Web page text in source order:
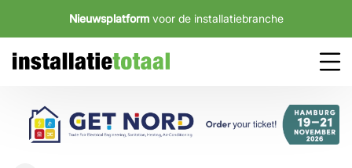
Nieuwsplatform voor de installatiebranche